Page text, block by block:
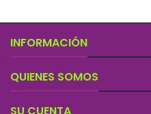
INFORMACIÓN
QUIENES SOMOS